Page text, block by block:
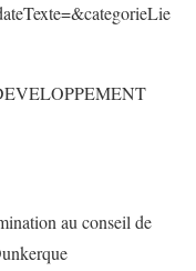
au conseil de